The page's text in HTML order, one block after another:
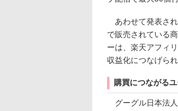
あわせて発表され
で販売されている
ーは、楽天アフィ
収益化につなげら
購買につながる
グーグル日本法人